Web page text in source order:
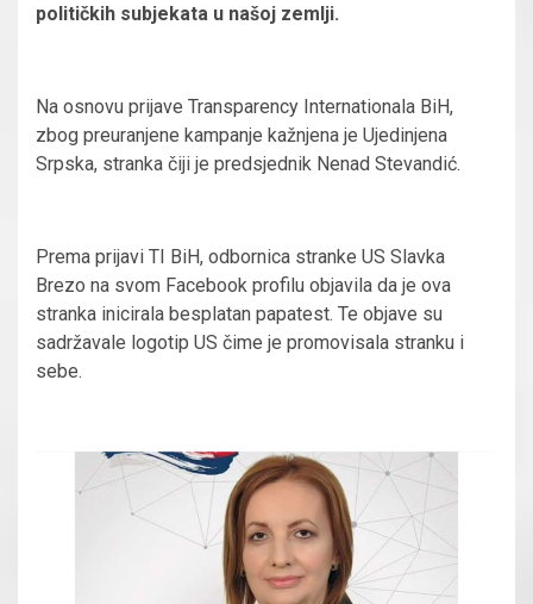
političkih subjekata u našoj zemlji.
Na osnovu prijave Transparency Internationala BiH,
zbog preuranjene kampanje kažnjena je Ujedinjena
Srpska, stranka čiji je predsjednik Nenad Stevandić.
Prema prijavi TI BiH, odbornica stranke US Slavka
Brezo na svom Facebook profilu objavila da je ova
stranka inicirala besplatan papatest. Te objave su
sadržavale logotip US čime je promovisala stranku i
sebe.